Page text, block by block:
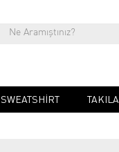
SWEATSHIRT